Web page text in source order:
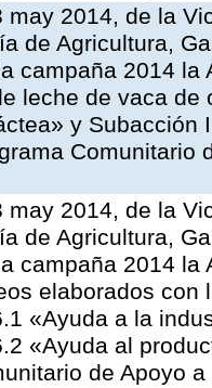
may 2014, de la
de Agricultura,
campaña 2014
leche de vaca
y Subacción
Comunitario
may 2014, de la
de Agricultura,
campaña 2014
elaborados
«Ayuda a la
«Ayuda al
de Apoyo